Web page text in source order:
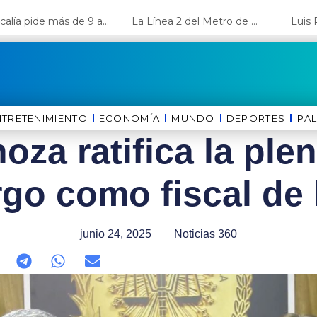
Fiscalía pide más de 9 años de cárcel para el diputado de oposición Harvey Colchado La Línea 2 del Metro de Lima y el Ramal 4 alcanzan un avance del 80%
ECONOMÍA MUNDO DEPORTES
ratifica la
como fiscal de
junio 24, 2025 Noticias 360